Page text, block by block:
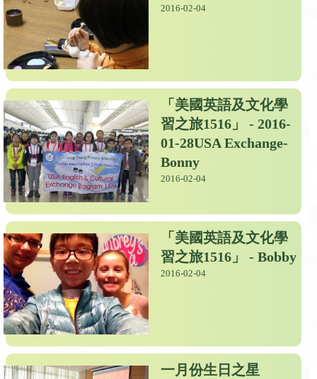
2016-02-04
「美國英語及文化學
習之旅1516」
- 2016-
01-28USA Exchange-
Bonny
2016-02-04
「美國英語及文化學
習之旅1516」
- Bobby
2016-02-04
一月份生日之星